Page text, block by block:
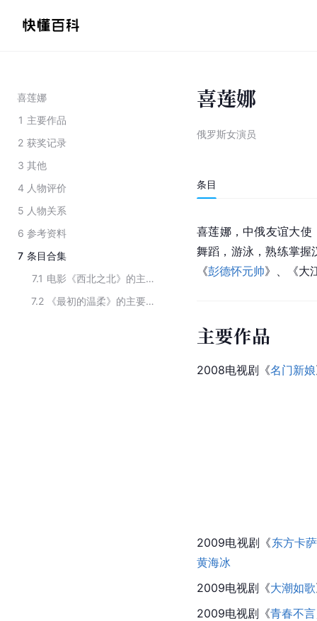
喜莲娜
1 主要作品
2 获奖记录
3 其他
4 人物评价
5 人物关系
6 参考资料
7 条目合集
7.1
电影《西北之北》的主要演员
7.2
《最初的温柔》的主要演员
喜莲娜
俄罗斯女演员
条目
喜莲娜，中俄友谊大使
舞蹈，游泳，熟练掌握
《彭德怀元帅》、《大
主要作品
2008电视剧《名门新娘
2009电视剧《东方卡
黄海冰
2009电视剧《大潮如歌
2009电视剧《青春不